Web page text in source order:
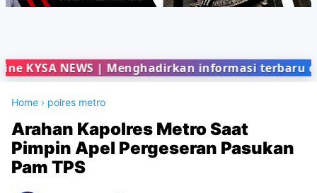
NEWS | Menghadirkan informasi terbaru dari
Home › polres metro
Arahan Kapolres Metro Saat
Pimpin Apel Pergeseran Pasukan
Pam TPS